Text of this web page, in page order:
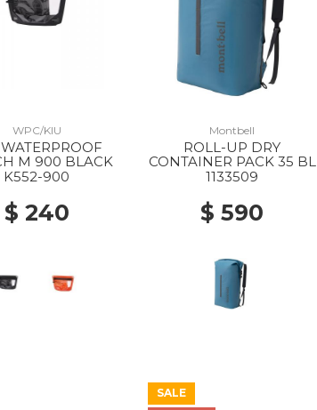
WPC/KIU
M 900 BLACK
K552-900
$ 240
Montbell
ROLL-UP DRY
CONTAINER PACK 35 BL
1133509
$ 590
SALE